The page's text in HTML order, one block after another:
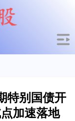
特别国债开
加速落地